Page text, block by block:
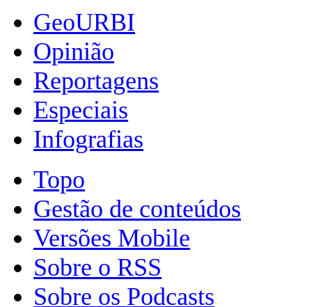
GeoURBI
Opinião
Reportagens
Especiais
Infografias
Topo
Gestão de conteúdos
Versões Mobile
Sobre o RSS
Sobre os Podcasts